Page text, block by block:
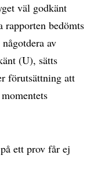
väl godkänt
bedömts
av
(U), sätts
förutsättning att
ett prov får ej